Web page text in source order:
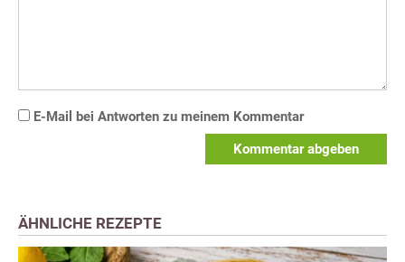
E-Mail bei Antworten zu meinem Kommentar
Kommentar abgeben
ÄHNLICHE REZEPTE